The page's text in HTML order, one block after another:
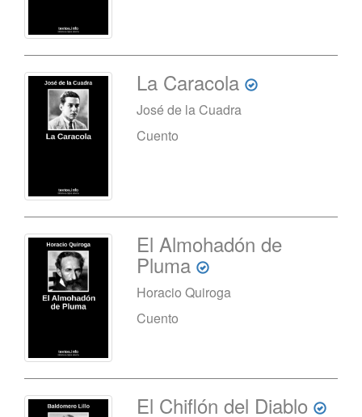
La Caracola
José de la Cuadra
Cuento
El Almohadón de
Pluma
Horacio Quiroga
Cuento
El Chiflón del Diablo